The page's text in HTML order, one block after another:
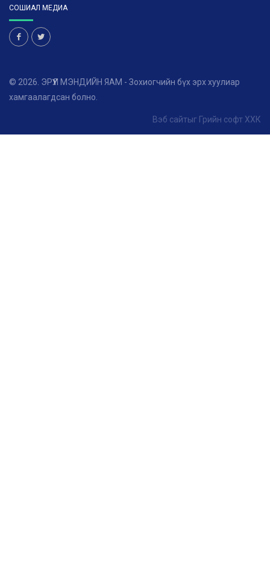
СОШИАЛ МЕДИА
© 2026. ЭРҮҮЛ МЭНДИЙН ЯАМ - Зохиогчийн бүх эрх хуулиар
хамгаалагдсан болно.
Вэб сайтыг Грийн софт ХХК